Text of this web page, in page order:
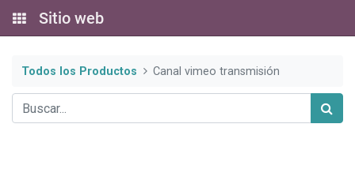
Sitio web
Todos los Productos Canal vimeo transmisión